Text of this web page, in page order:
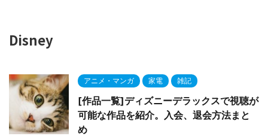
Disney
アニメ・マンガ 家電 雑記
[作品一覧]ディズニーデラックスで視聴が
可能な作品を紹介。入会、退会方法まと
め